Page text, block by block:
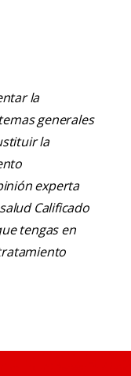
la
generales
la
experta
Calificado
tengas en